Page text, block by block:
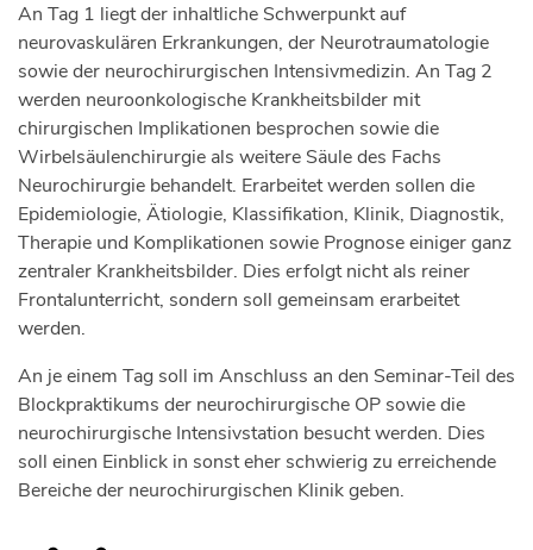
An Tag 1 liegt der inhaltliche Schwerpunkt auf
neurovaskulären Erkrankungen, der Neurotraumatologie
sowie der neurochirurgischen Intensivmedizin. An Tag 2
werden neuroonkologische Krankheitsbilder mit
chirurgischen Implikationen besprochen sowie die
Wirbelsäulenchirurgie als weitere Säule des Fachs
Neurochirurgie behandelt. Erarbeitet werden sollen die
Epidemiologie, Ätiologie, Klassifikation, Klinik, Diagnostik,
Therapie und Komplikationen sowie Prognose einiger ganz
zentraler Krankheitsbilder. Dies erfolgt nicht als reiner
Frontalunterricht, sondern soll gemeinsam erarbeitet
werden.
An je einem Tag soll im Anschluss an den Seminar-Teil des
Blockpraktikums der neurochirurgische OP sowie die
neurochirurgische Intensivstation besucht werden. Dies
soll einen Einblick in sonst eher schwierig zu erreichende
Bereiche der neurochirurgischen Klinik geben.